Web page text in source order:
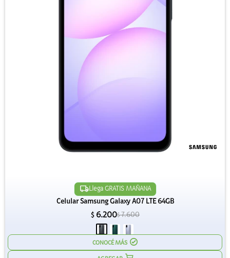
Llega GRATIS MAÑANA
Celular Samsung Galaxy A07 LTE 64GB
$ 6.200$7.600
CONOCÉ MÁS